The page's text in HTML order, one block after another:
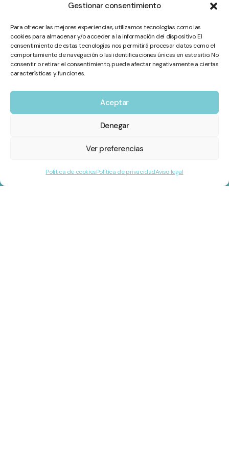
Gestionar consentimiento
Para ofrecer las mejores experiencias, utilizamos tecnologías como las
cookies para almacenar y/o acceder a la información del dispositivo. El
consentimiento de estas tecnologías nos permitirá procesar datos como el
comportamiento de navegación o las identificaciones únicas en este sitio. No
consentir o retirar el consentimiento, puede afectar negativamente a ciertas
características y funciones.
Aceptar
Denegar
Ver preferencias
Política de cookiesPolítica de privacidadAviso legal
La cultura de “quedar para ponerse al día”:
cuando compartimos agenda, pero no vida
La soledad emocional en adolescentes es una realidad cada vez
más presente, aunque a menudo
Leer más »